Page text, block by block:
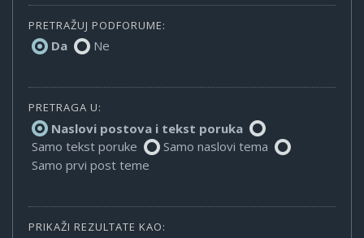
PRETRAŽUJ PODFORUME:
Da Ne
PRETRAGA U:
Naslovi postova i tekst poruka
Samo tekst poruke
Samo naslovi tema
Samo prvi post teme
PRIKAŽI REZULTATE KAO: